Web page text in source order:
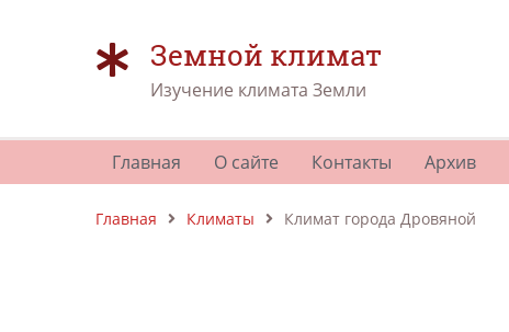
Земной климат
Изучение климата Земли
Главная О сайте Контакты Архив
Главная Климаты Климат города Дровяной